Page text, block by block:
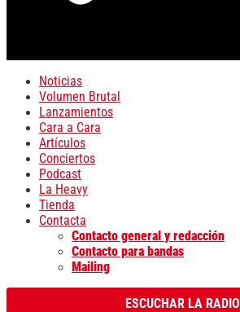
Noticias
Volumen Brutal
Lanzamientos
Cara a Cara
Artículos
Conciertos
Podcast
La Heavy
Tienda
Contacta
Contacto general y redacción
Contacto para bandas
Mailing
ESCUCHAR LA RADIO